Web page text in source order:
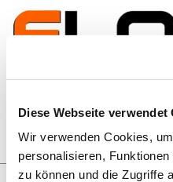
Diese Webseite verwendet
Wir verwenden Cookies,
personalisieren,
zu können und die Zugriffe
Zum Inhalt springen